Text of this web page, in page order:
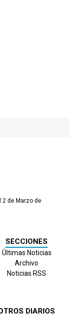
2 de Marzo de
SECCIONES
Últimas Noticias
Archivo
Noticias RSS
DIARIOS